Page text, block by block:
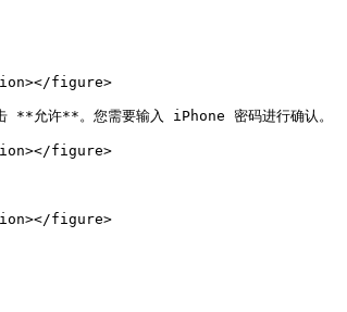
figure>
允许**。您需要输入 iPhone 密码进行确认。
figure>
figure>